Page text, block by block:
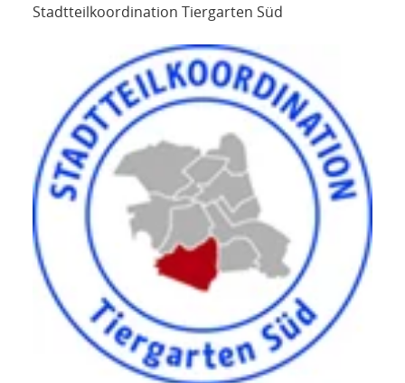
Stadtteilkoordination Tiergarten Süd